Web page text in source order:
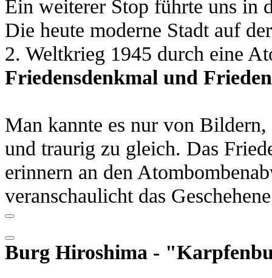
Ein weiterer Stop führte uns in
Die heute moderne Stadt auf
2. Weltkrieg 1945 durch eine
Friedensdenkmal und
Man kannte es nur von Bildern,
und traurig zu gleich. Das
erinnern an den
veranschaulicht das
Burg Hiroshima -